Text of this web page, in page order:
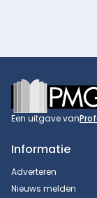
Footer
Een uitgave van
Informatie
Adverteren
Nieuws melden